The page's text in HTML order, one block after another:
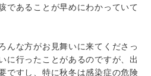
であることが早めにわかっていて
んな方がお見舞いに来てくださっ
に行ったことがあるのですが、出
ですし、特に秋冬は感染症の危険